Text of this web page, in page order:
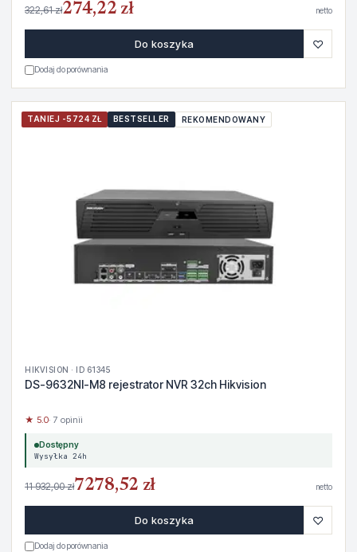
322,61 zł274,22 zł netto
Do koszyka ♡
Dodaj do porównania
TANIEJ -5724 ZŁ BESTSELLER REKOMENDOWANY
HIKVISION · ID 61345
DS-9632NI-M8 rejestrator NVR 32ch Hikvision
★ 5.0· 7 opinii
Dostępny
Wysyłka 24h
11 932,00 zł7278,52 zł netto
Do koszyka ♡
Dodaj do porównania